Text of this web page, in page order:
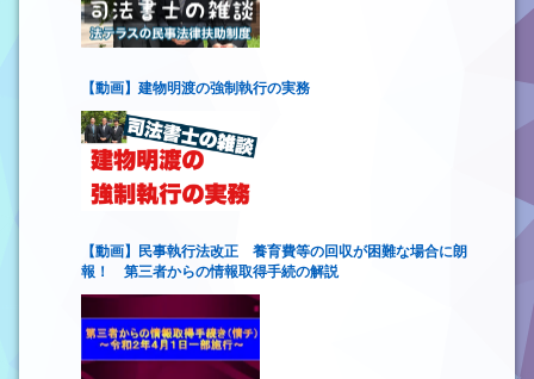
【動画】建物明渡の強制執行の実務
【動画】民事執行法改正 養育費等の回収が困難な場合に朗
報！ 第三者からの情報取得手続の解説